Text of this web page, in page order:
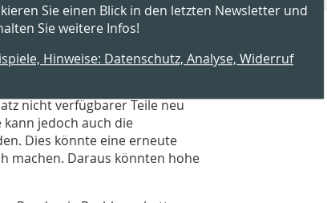
betrifft, ist die Konformität der
Generaldirektor von
Probleme in der Lieferkette
nicht verfügbarer Teile neu
jedoch auch die
Dies könnte eine erneute
machen. Daraus könnten hohe
Sie einen Blick in den letzten Newsletter und
Sie weitere Infos!
Hinweise: Datenschutz, Analyse, Widerruf